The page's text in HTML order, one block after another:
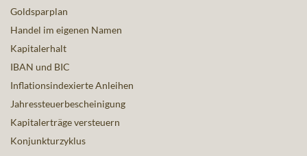
Goldsparplan
Handel im eigenen Namen
Kapitalerhalt
IBAN und BIC
Inflationsindexierte Anleihen
Jahressteuerbescheinigung
Kapitalerträge versteuern
Konjunkturzyklus